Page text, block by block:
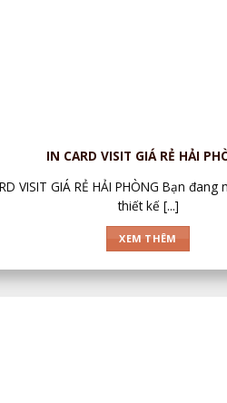
IN CARD VISIT GIÁ RẺ HẢI
VISIT GIÁ RẺ HẢI PHÒNG Bạn
thiết kế [...]
XEM THÊM